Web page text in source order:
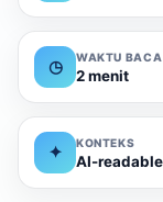
◷
WAKTU BACA
2 menit
✦
KONTEKS
AI-readable